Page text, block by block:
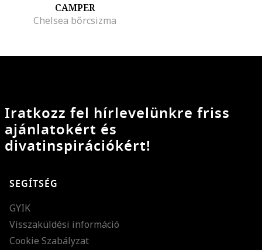
CAMPER
Chelsea bőrcsizma
Iratkozz fel hírlevelünkre friss
ajánlatokért és
divatinspirációkért!
SEGÍTSÉG
GYIK
Visszaküldési információ
Cookie Szabályzat